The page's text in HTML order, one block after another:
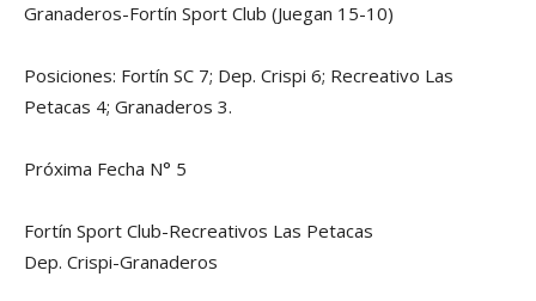
Granaderos-Fortín Sport Club (Juegan 15-10)
Posiciones: Fortín SC 7; Dep. Crispi 6; Recreativo Las
Petacas 4; Granaderos 3.
Próxima Fecha N° 5
Fortín Sport Club-Recreativos Las Petacas
Dep. Crispi-Granaderos